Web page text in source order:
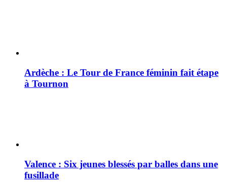
Ardèche : Le Tour de France féminin fait étape
à Tournon
Valence : Six jeunes blessés par balles dans une
fusillade